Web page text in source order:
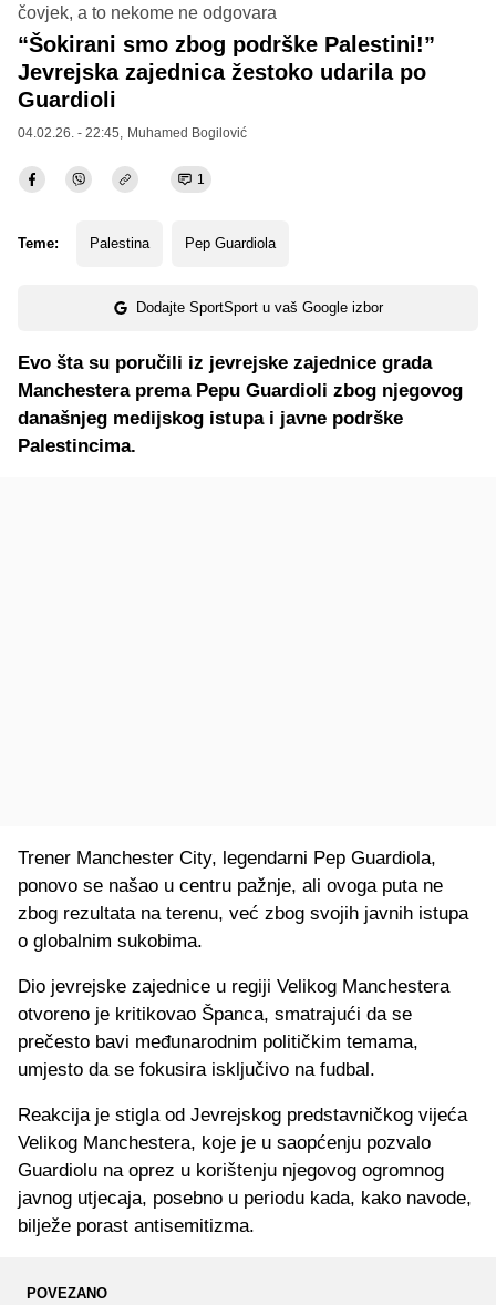
čovjek, a to nekome ne odgovara
“Šokirani smo zbog podrške Palestini!”
Jevrejska zajednica žestoko udarila po
Guardioli
04.02.26. - 22:45, Muhamed Bogilović
1
Teme: Palestina Pep Guardiola
Dodajte SportSport u vaš Google izbor
Evo šta su poručili iz jevrejske zajednice grada
Manchestera prema Pepu Guardioli zbog njegovog
današnjeg medijskog istupa i javne podrške
Palestincima.
Trener Manchester City, legendarni Pep Guardiola,
ponovo se našao u centru pažnje, ali ovoga puta ne
zbog rezultata na terenu, već zbog svojih javnih istupa
o globalnim sukobima.
Dio jevrejske zajednice u regiji Velikog Manchestera
otvoreno je kritikovao Španca, smatrajući da se
prečesto bavi međunarodnim političkim temama,
umjesto da se fokusira isključivo na fudbal.
Reakcija je stigla od Jevrejskog predstavničkog vijeća
Velikog Manchestera, koje je u saopćenju pozvalo
Guardiolu na oprez u korištenju njegovog ogromnog
javnog utjecaja, posebno u periodu kada, kako navode,
bilježe porast antisemitizma.
POVEZANO